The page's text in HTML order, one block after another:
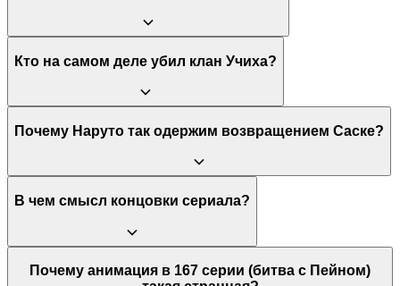
символизирует повзрослевшего Наруто, чьи техники,
основанные на стихии ветра, стали намного мощнее. Также
это отражает более динамичный и бурный характер
повествования во второй части истории.
Нет, не обязательно. Филлеры — это эпизоды, которых не
сюжет. Их можно пропустить, чтобы не терять темп
повествования. Существуют специальные гайды, в которых
перечислены номера филлерных серий для пропуска.
Кто на самом деле убил клан Учиха?
Клан Учиха был уничтожен Итачи Учихой при содействии
сделал это не по своей воле, а по секретному приказу высшего
руководства Конохи, чтобы предотвратить государственный
переворот, который планировал клан, и избежать гражданской
войны.
Почему Наруто так одержим возвращением Саске?
Для Наруто Саске — не просто товарищ по команде, а первый
на братские. Потеря Саске стала для Наруто личной трагедией
и провалом. Его стремление вернуть друга — это не только
выполнение обещания, данного Сакуре, но и его собственный
способ не отказываться от тех, кто ему дорог, что является его
В чем смысл концовки сериала?
Концовка символизирует завершение цикла ненависти и
Почему анимация в 167 серии (битва с Пейном)